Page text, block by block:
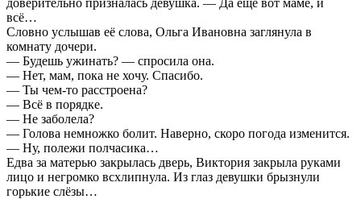
всё…
Словно услышав её слова, Ольга Ивановна заглянула в
комнату дочери.
— Будешь ужинать? — спросила она.
— Нет, мам, пока не хочу. Спасибо.
— Ты чем-то расстроена?
— Всё в порядке.
— Не заболела?
— Голова немножко болит. Наверно, скоро погода изменится.
— Ну, полежи полчасика…
Едва за матерью закрылась дверь, Виктория закрыла руками
лицо и негромко всхлипнула. Из глаз девушки брызнули
горькие слёзы…